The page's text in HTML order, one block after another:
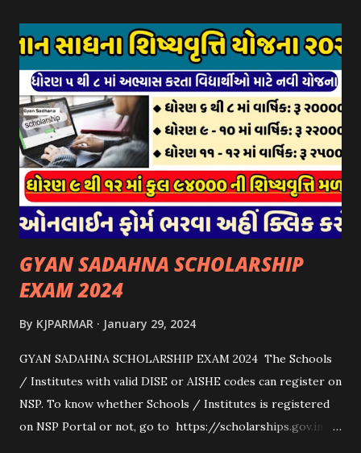
પોર્ટલ પર અરજીઓ સ્વીકૃત કરવામાં આવશે. મુખ્યમંત્રી ગૌમાતા પોષણ
યોજના ૨૦૨૪ની સહાય: આ યોજના હેઠળ સંસ્થાઓ ખાતે રાખવામાં
આવતા પશુ દીઠ પ્રતિ દિન રૂ. ૩૦/- લેખે સહાય આપવામાં આવશે.
કોઈપણ સંસ્થાને વધુમાં વધુ ૩૦૦૦ પશુઓની સંખ્યાની મર્યાદામાં જ
સહાય મળવાપાત્ર થશે. આ સહાય ફક્ત ગાય અને ભેંસ વર્ગના પશુઓ
માટે જ આપવામાં આવશે અને તેના સિવાય બીજા કોઈપણ વર્ગના પશુઓ
માટેની સહાયનો આ યોજનામાં સમાવેશ થશે નહીં. એક જ રજીસ્ટ્રેશન
ધરાવતી મૂળ સં...
GYAN SADAHNA SCHOLARSHIP
EXAM 2024
By KJPARMAR January 29, 2024
GYAN SADAHNA SCHOLARSHIP EXAM 2024 The Schools
/ Institutes with valid DISE or AISHE codes can register on
NSP. To know whether Schools / Institutes is registered
on NSP Portal or not, go to https://scholarships.gov.in